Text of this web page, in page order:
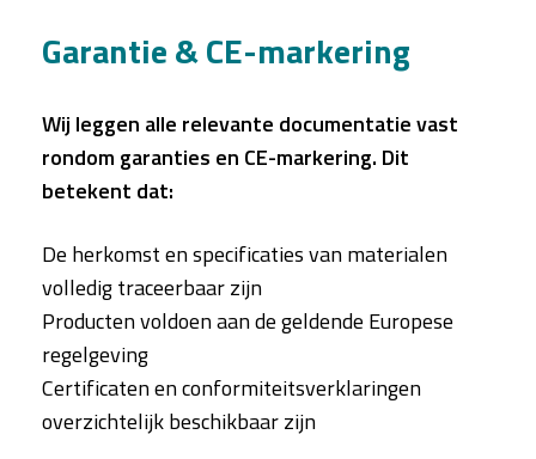
Garantie & CE-markering
Wij leggen alle relevante documentatie vast
rondom garanties en CE-markering. Dit
betekent dat:
De herkomst en specificaties van materialen
volledig traceerbaar zijn
Producten voldoen aan de geldende Europese
regelgeving
Certificaten en conformiteitsverklaringen
overzichtelijk beschikbaar zijn